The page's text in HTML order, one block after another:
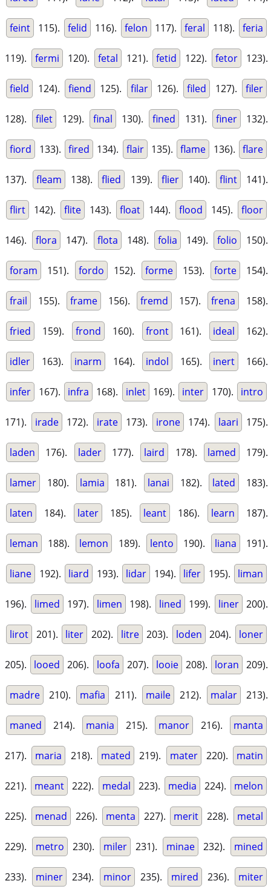
feint 115). felid 116). felon 117). feral 118). feria
119). fermi 120). fetal 121). fetid 122). fetor 123).
field 124). fiend 125). filar 126). filed 127). filer
128). filet 129). final 130). fined 131). finer 132).
fiord 133). fired 134). flair 135). flame 136). flare
137). fleam 138). flied 139). flier 140). flint 141).
flirt 142). flite 143). float 144). flood 145). floor
146). flora 147). flota 148). folia 149). folio 150).
foram 151). fordo 152). forme 153). forte 154).
frail 155). frame 156). fremd 157). frena 158).
fried 159). frond 160). front 161). ideal 162).
idler 163). inarm 164). indol 165). inert 166).
infer 167). infra 168). inlet 169). inter 170). intro
171). irade 172). irate 173). irone 174). laari 175).
laden 176). lader 177). laird 178). lamed 179).
lamer 180). lamia 181). lanai 182). lated 183).
laten 184). later 185). leant 186). learn 187).
leman 188). lemon 189). lento 190). liana 191).
liane 192). liard 193). lidar 194). lifer 195). liman
196). limed 197). limen 198). lined 199). liner 200).
lirot 201). liter 202). litre 203). loden 204). loner
205). looed 206). loofa 207). looie 208). loran 209).
madre 210). mafia 211). maile 212). malar 213).
maned 214). mania 215). manor 216). manta
217). maria 218). mated 219). mater 220). matin
221). meant 222). medal 223). media 224). melon
225). menad 226). menta 227). merit 228). metal
229). metro 230). miler 231). minae 232). mined
233). miner 234). minor 235). mired 236). miter